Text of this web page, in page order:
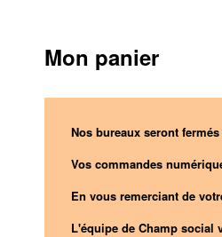
Mon panier
Nos bureaux seront
Vos commandes
En vous remerciant de
L'équipe de Champ social